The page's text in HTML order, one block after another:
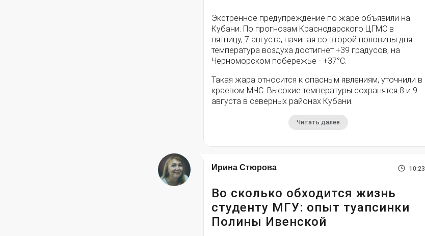
Экстренное предупреждение по жаре объявили на
Кубани. По прогнозам Краснодарского ЦГМС в
пятницу, 7 августа, начиная со второй половины дня
температура воздуха достигнет +39 градусов, на
Черноморском побережье - +37°­С.
Такая жара относится к опасным явлениям, уточнили в
краевом МЧС. Высокие температуры сохранятся 8 и 9
августа в северных районах Кубани.
Читать далее
Ирина Стюрова 10:23
Во сколько обходится жизнь
студенту МГУ: опыт туапсинки
Полины Ивенской